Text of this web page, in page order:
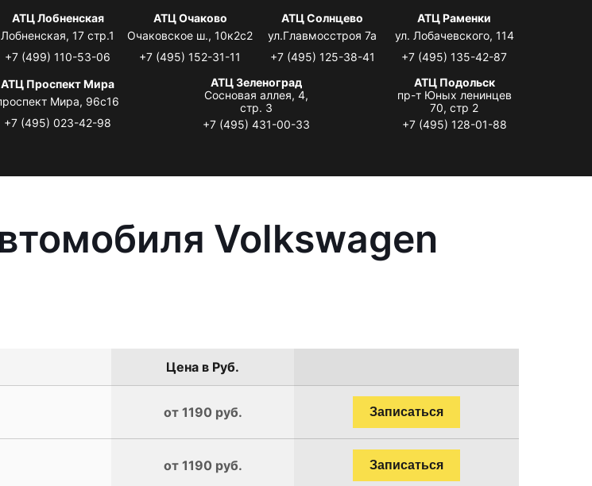
АТЦ Лобненская
Лобненская, 17 стр.1
+7 (499) 110-53-06
АТЦ Очаково
Очаковское ш., 10к2с2
+7 (495) 152-31-11
АТЦ Солнцево
ул.Главмосстроя 7а
+7 (495) 125-38-41
АТЦ Раменки
ул. Лобачевского, 114
+7 (495) 135-42-87
АТЦ Проспект Мира
Мира, 96с16
+7 (495) 023-42-98
АТЦ Зеленоград
Сосновая аллея, 4,
стр. 3
+7 (495) 431-00-33
АТЦ Подольск
пр-т Юных ленинцев
70, стр 2
+7 (495) 128-01-88
Volkswagen
Цена в Руб.
от 1190 руб. Записаться
от 1190 руб. Записаться